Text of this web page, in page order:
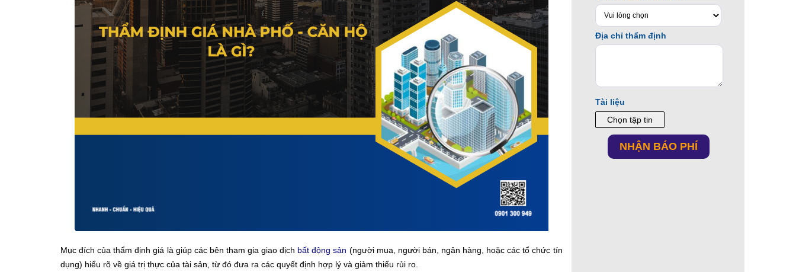
Mục đích của thẩm định giá là giúp các bên tham gia giao dịch bất động sản (người mua, người bán, ngân hàng, hoặc các tổ chức tín
dụng) hiểu rõ về giá trị thực của tài sản, từ đó đưa ra các quyết định hợp lý và giảm thiểu rủi ro.